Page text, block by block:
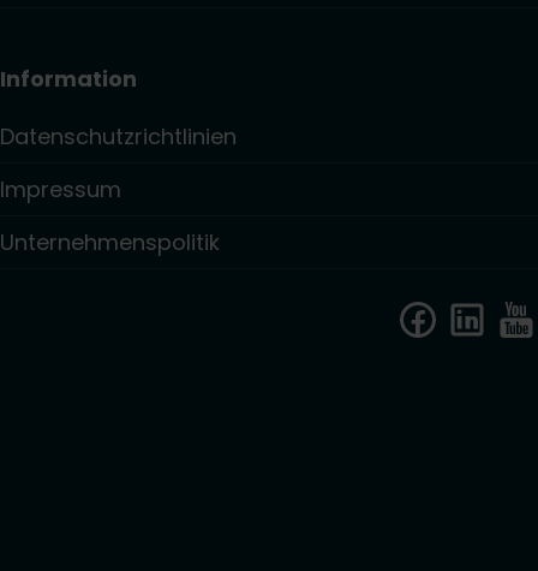
Information
Datenschutzrichtlinien
Impressum
Unternehmenspolitik